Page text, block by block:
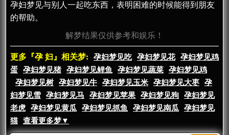
孕妇梦见与别人一起吃东西，表明困难的时候能得到朋友
的帮助。
解梦结果仅供参考和娱乐！
更多『孕 妇』相关梦: 孕妇梦见吃 孕妇梦见花
孕妇梦见鸡
蛋
孕妇梦见猪 孕妇梦见鲤鱼 孕妇梦见蔬菜
孕妇梦见鸡
孕妇梦见树
孕妇梦见牛 孕妇梦见玉米 孕妇梦见大枣
孕
妇梦见雪
孕妇梦见马 孕妇梦见苹果 孕妇梦见狗
孕妇梦见
老虎
孕妇梦见黄瓜 孕妇梦见抓鱼 孕妇梦见南瓜
孕妇梦见
猫
查看更多梦▼